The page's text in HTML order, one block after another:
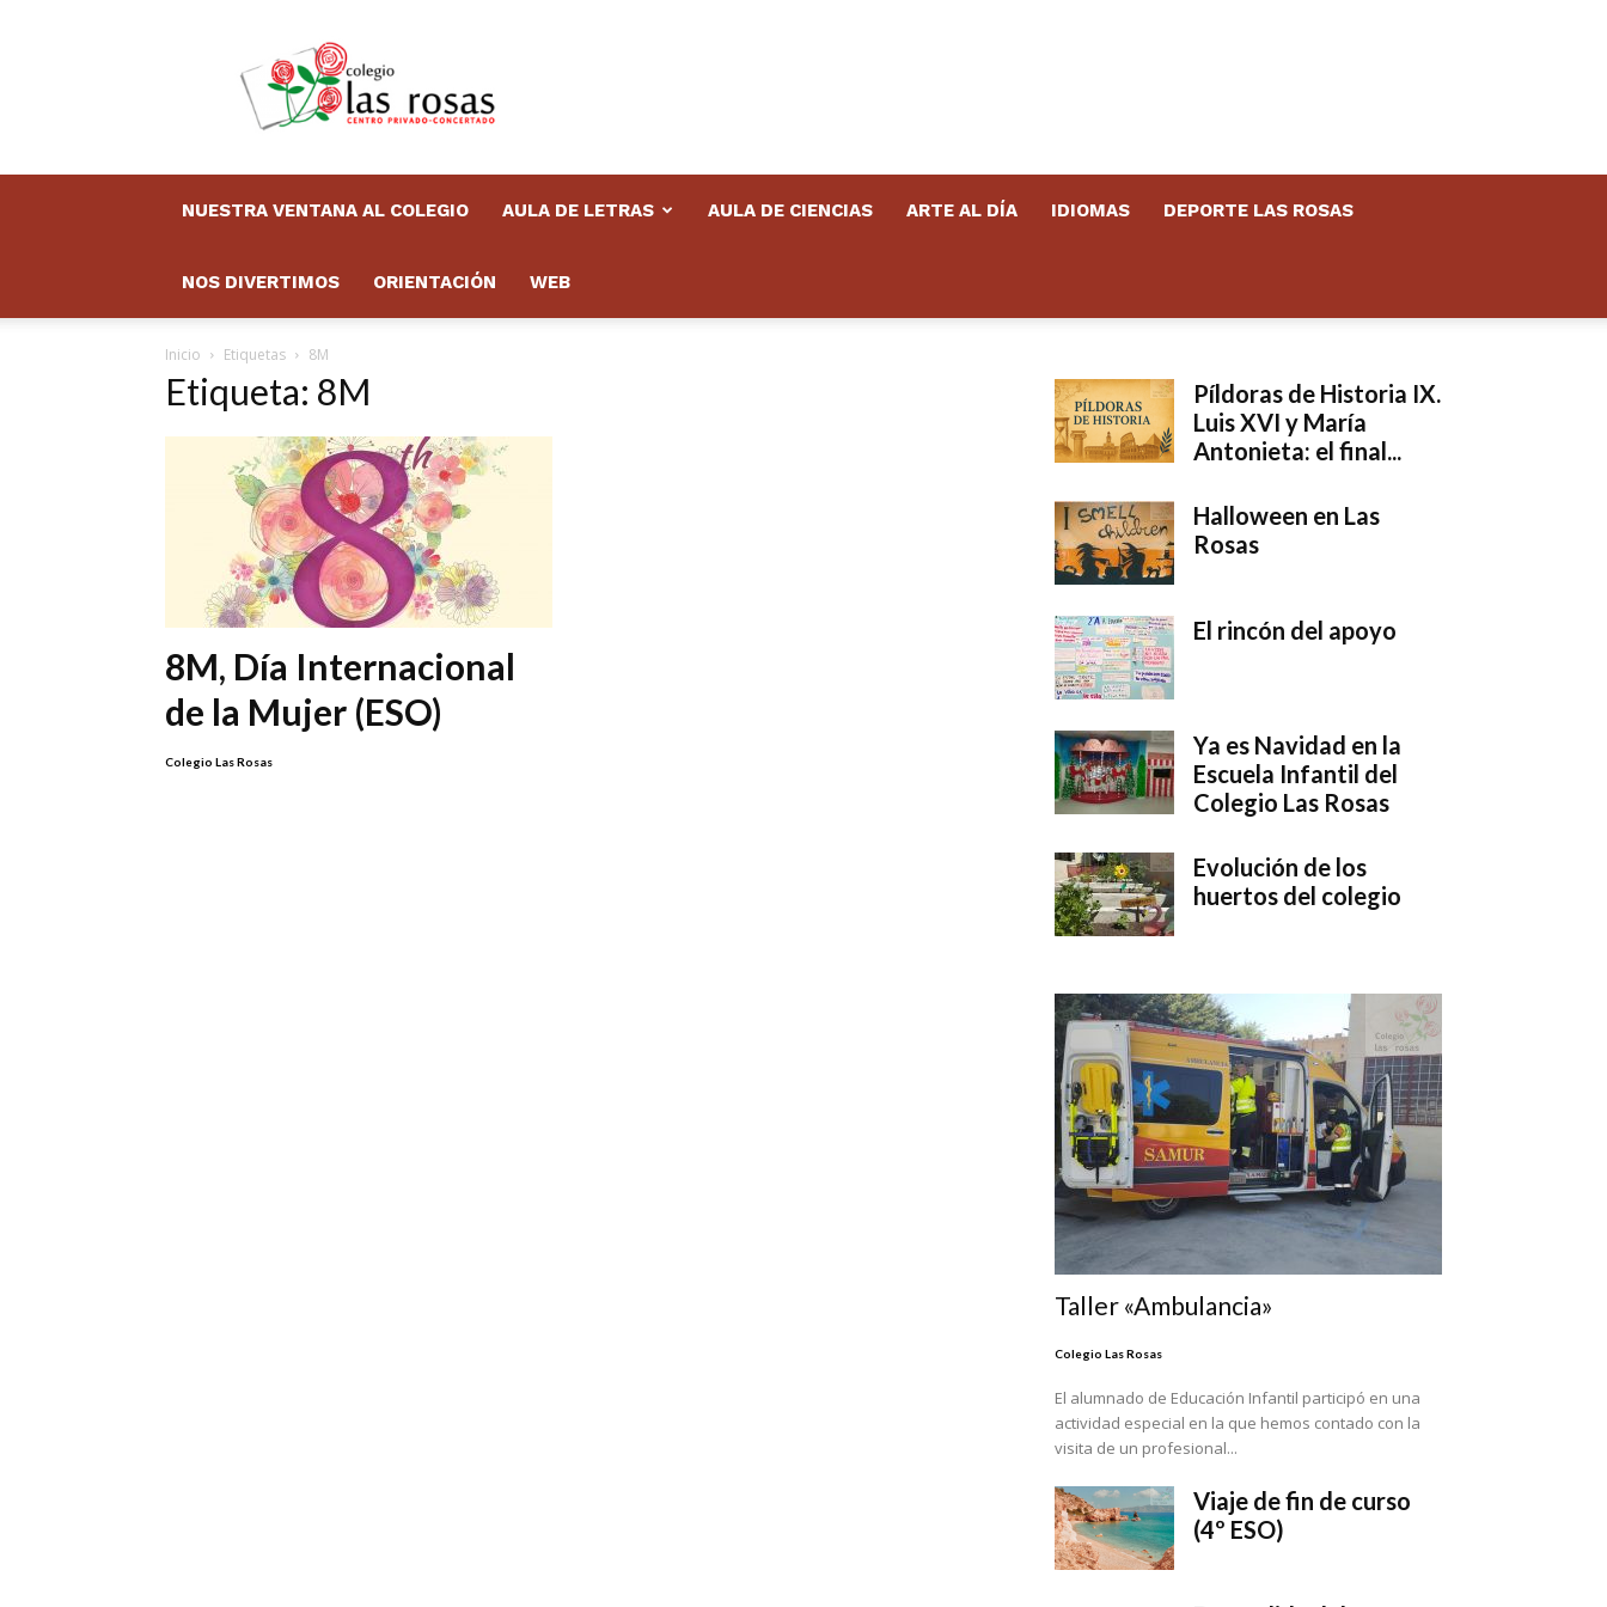
Las
Rosas
Boletín
NUESTRA VENTANA AL COLEGIO AULA DE LETRAS AULA DE CIENCIAS ARTE AL DÍA IDIOMAS DEPORTE LAS ROSAS
NOS DIVERTIMOS ORIENTACIÓN WEB
Inicio Etiquetas 8M
Etiqueta: 8M
8M, Día Internacional
de la Mujer (ESO)
Colegio Las Rosas
Píldoras de Historia IX.
Luis XVI y María
Antonieta: el final...
Halloween en Las
Rosas
El rincón del apoyo
Ya es Navidad en la
Escuela Infantil del
Colegio Las Rosas
Evolución de los
huertos del colegio
Taller «Ambulancia»
Colegio Las Rosas
El alumnado de Educación Infantil participó en una
actividad especial en la que hemos contado con la
visita de un profesional...
Viaje de fin de curso
(4º ESO)